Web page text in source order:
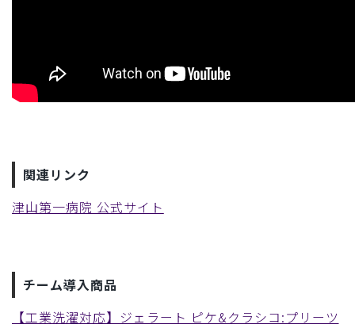
関連リンク
津山第一病院 公式サイト
チーム導入商品
【工業洗濯対応】ジェラート ピケ&クラシコ:プリーツ